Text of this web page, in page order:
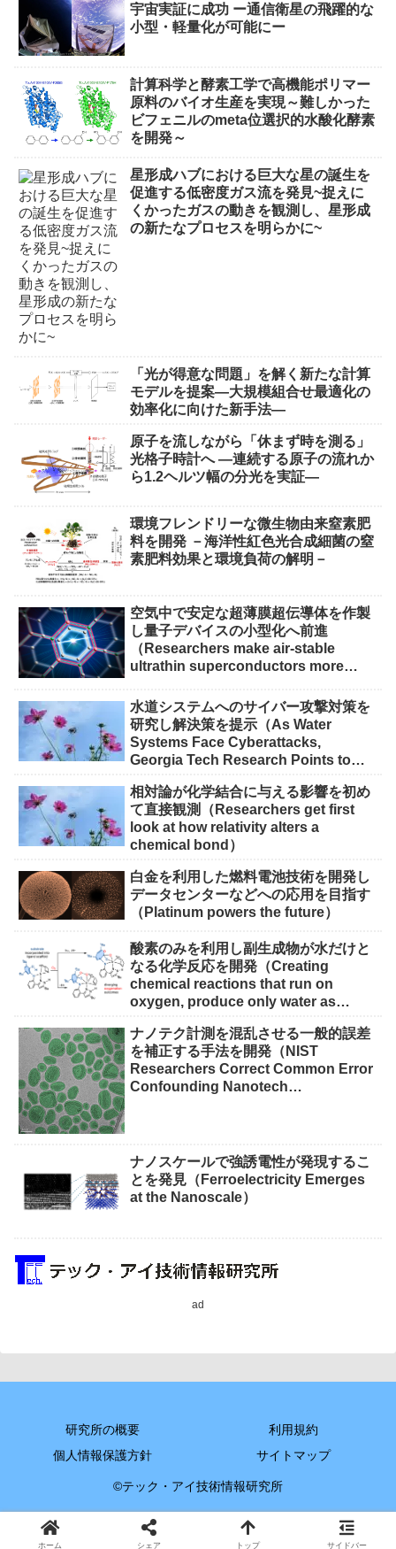
宇宙実証に成功 ー通信衛星の飛躍的な
小型・軽量化が可能にー
計算科学と酵素工学で高機能ポリマー
原料のバイオ生産を実現～難しかった
ビフェニルのmeta位選択的水酸化酵素
を開発～
星形成ハブにおける巨大な星の誕生を
促進する低密度ガス流を発見~捉えに
くかったガスの動きを観測し、星形成
の新たなプロセスを明らかに~
「光が得意な問題」を解く新たな計算
モデルを提案―大規模組合せ最適化の
効率化に向けた新手法―
原子を流しながら「休まず時を測る」
光格子時計へ ―連続する原子の流れか
ら1.2ヘルツ幅の分光を実証―
環境フレンドリーな微生物由来窒素肥
料を開発 －海洋性紅色光合成細菌の窒
素肥料効果と環境負荷の解明－
空気中で安定な超薄膜超伝導体を作製
し量子デバイスの小型化へ前進
（Researchers make air-stable
ultrathin superconductors more
水道システムへのサイバー攻撃対策を
研究し解決策を提示（As Water
Systems Face Cyberattacks,
Georgia Tech Research Points to
相対論が化学結合に与える影響を初め
て直接観測（Researchers get first
look at how relativity alters a
chemical bond）
白金を利用した燃料電池技術を開発し
データセンターなどへの応用を目指す
（Platinum powers the future）
酸素のみを利用し副生成物が水だけと
なる化学反応を開発（Creating
chemical reactions that run on
oxygen, produce only water as
ナノテク計測を混乱させる一般的誤差
を補正する手法を開発（NIST
Researchers Correct Common Error
Confounding Nanotech
ナノスケールで強誘電性が発現するこ
とを発見（Ferroelectricity Emerges
at the Nanoscale）
ad
研究所の概要
利用規約
個人情報保護方針
サイトマップ
©テック・アイ技術情報研究所
ホーム シェア トップ サイドバー